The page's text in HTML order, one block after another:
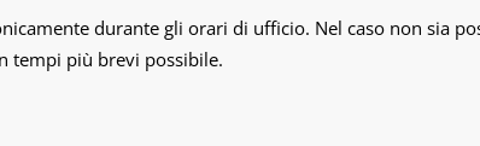
durante gli orari di ufficio. Nel caso non sia
tempi più brevi possibile.